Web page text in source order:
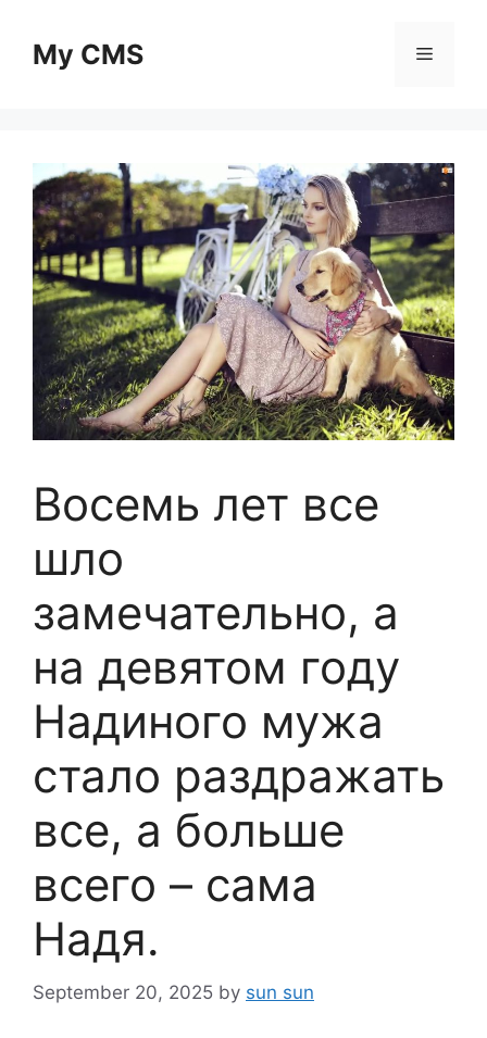
contentMy CMS Menu
Восемь лет все
шло
замечательно, а
на девятом году
Надиного мужа
стало раздражать
все, а больше
всего – сама
Надя.
September 20, 2025 by sun sun